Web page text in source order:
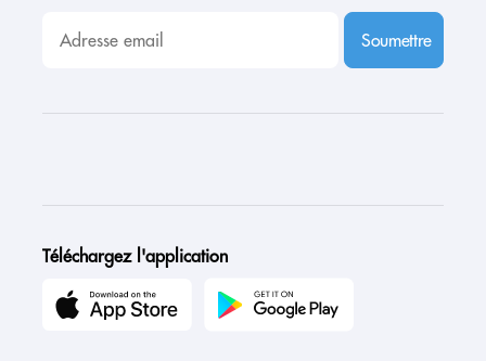
Soumettre
Téléchargez l'application